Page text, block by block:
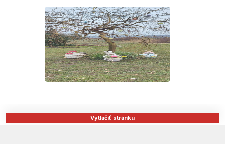
Vytlačiť stránku